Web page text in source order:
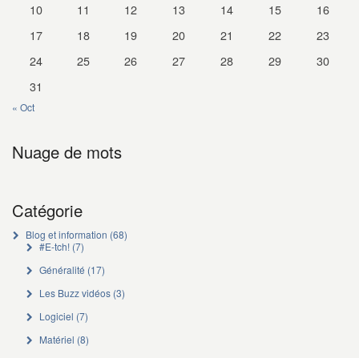
10
11 12 13 14 15
16
17
18 19 20 21 22
23
24
25 26 27 28 29
30
31
« Oct
Nuage de mots
Catégorie
Blog et information (68)
#E-tch!(7)
Généralité (17)
Les Buzz vidéos(3)
Logiciel (7)
Matériel (8)